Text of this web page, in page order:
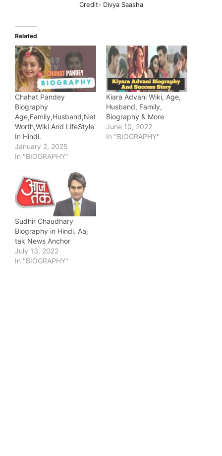
Credit- Divya Saasha
Related
Chahat Pandey
Biography
Age,Family,Husband,Net
Worth,Wiki And LifeStyle
In Hindi.
January 2, 2025
In "BIOGRAPHY"
Kiara Advani Wiki, Age,
Husband, Family,
Biography & More
June 10, 2022
In "BIOGRAPHY"
Sudhir Chaudhary
Biography in Hindi. Aaj
tak News Anchor
July 13, 2022
In "BIOGRAPHY"